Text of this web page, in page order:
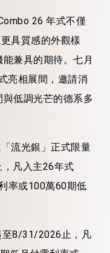
26 年式不僅
具質感的外觀樣
兼具的期待。七月
亮相展間，邀請消
低調光芒的德系多
「流光銀」 正式限量
，凡 入主26年式
率或100萬60期低
8/31/2026 止，凡